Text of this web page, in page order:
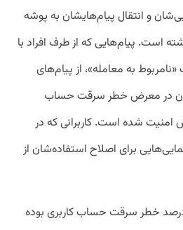
و انتقال پیام‌هایشان به پوشه
قبل ۶۸ درصد کاهش داشته است. پیام‌هایی که از طرف افراد با
به معامله»، از پیام‌های
در معرض خطر سرقت حساب
امنیت شده است. کاربرانی که در
برای اصلاح استفاده‌شان از
این تلاش‌ها کاهش ۴۲ درصد مزاحمت‌ها و ۷۹ درصد خطر سرقت حساب کاربری بوده